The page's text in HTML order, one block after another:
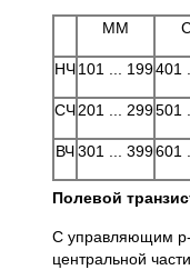
ММ
НЧ101 ... 199401
СЧ201 ... 299501
ВЧ301 ... 399601
Полевой
С управляющим p-
центральной